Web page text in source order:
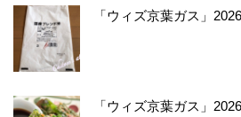
「ウィズ京葉ガス」
「ウィズ京葉ガス」